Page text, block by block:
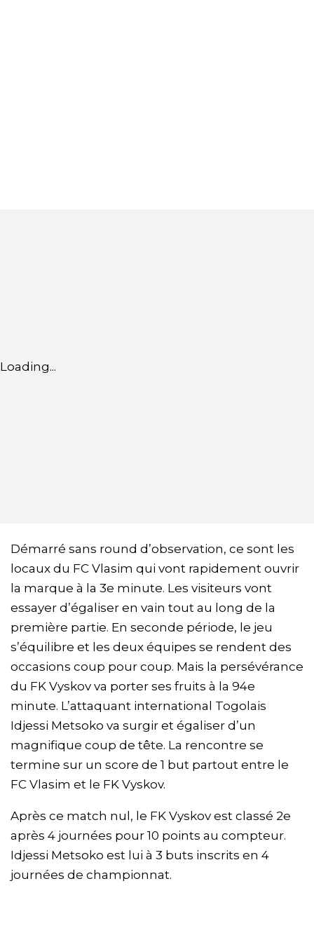
Loading...
Démarré sans round d’observation, ce sont les
locaux du FC Vlasim qui vont rapidement ouvrir
la marque à la 3e minute. Les visiteurs vont
essayer d’égaliser en vain tout au long de la
première partie. En seconde période, le jeu
s’équilibre et les deux équipes se rendent des
occasions coup pour coup. Mais la persévérance
du FK Vyskov va porter ses fruits à la 94e
minute. L’attaquant international Togolais
Idjessi Metsoko va surgir et égaliser d’un
magnifique coup de tête. La rencontre se
termine sur un score de 1 but partout entre le
FC Vlasim et le FK Vyskov.
Après ce match nul, le FK Vyskov est classé 2e
après 4 journées pour 10 points au compteur.
Idjessi Metsoko est lui à 3 buts inscrits en 4
journées de championnat.